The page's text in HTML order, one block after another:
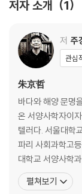
을 여실히 드러내는
세인들을 한자리에
바이외 태피스트리
영어의 변화
7 노르만 용병, 시칠
팔레르모의 카펠라
Part 2 십자가와 왕
8 코르도바의 모스
이븐 자이둔과 왈라다
9 엘시드, 재정복운
10 ‘새사냥꾼' 하인
저자 소개 1
저 주
관심
朱京哲
바다와 해양 문명
온 서양사학자이
텔러다. 서울대학
파리 사회과학고
대학교 서양사학
장과 중세르네상
와 해양사에 대한
펼쳐보기